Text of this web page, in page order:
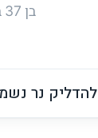
בן 37 בשנת פטירתו
להדליק נר